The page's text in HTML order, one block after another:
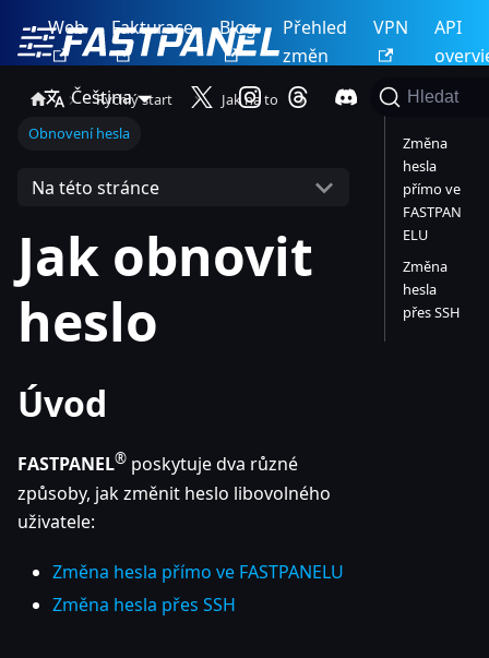
Web Fakturace Blog
Přehled
změn
VPN
API
Čeština
Hledat
Rychlý start
Jak na to
Obnovení hesla
Na této stránce
Jak obnovit
heslo
Úvod
FASTPANEL® poskytuje dva různé
způsoby, jak změnit heslo libovolného
uživatele:
Změna hesla přímo ve FASTPANELU
Změna hesla přes SSH
Změna
hesla
přímo ve
FASTPAN
ELU
Změna
hesla
přes SSH